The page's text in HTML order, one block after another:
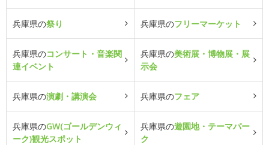
兵庫県の祭り 兵庫県のフリーマーケット
兵庫県のコンサート・音楽関
連イベント
兵庫県の美術展・博物展・展
示会
兵庫県の演劇・講演会 兵庫県のフェア
兵庫県のGW(ゴールデンウィ
ーク)観光スポット
兵庫県の遊園地・テーマパー
ク